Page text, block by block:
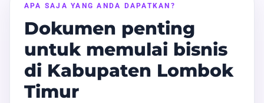
APA SAJA YANG ANDA DAPATKAN?
Dokumen penting
untuk memulai bisnis
di Kabupaten Lombok
Timur